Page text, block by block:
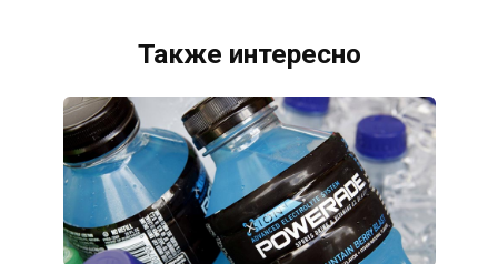
Также интересно